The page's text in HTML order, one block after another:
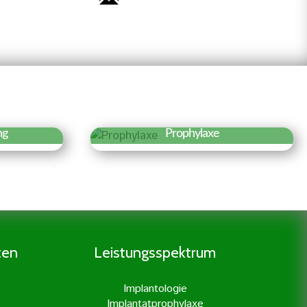
Dies
»
Prophylaxe
Zahngesundheit. Daher legen
Prophylaxe und professionelle
Zahnreinigung.
Erfahren Sie mehr »
Leistungsspektrum
Implantologie